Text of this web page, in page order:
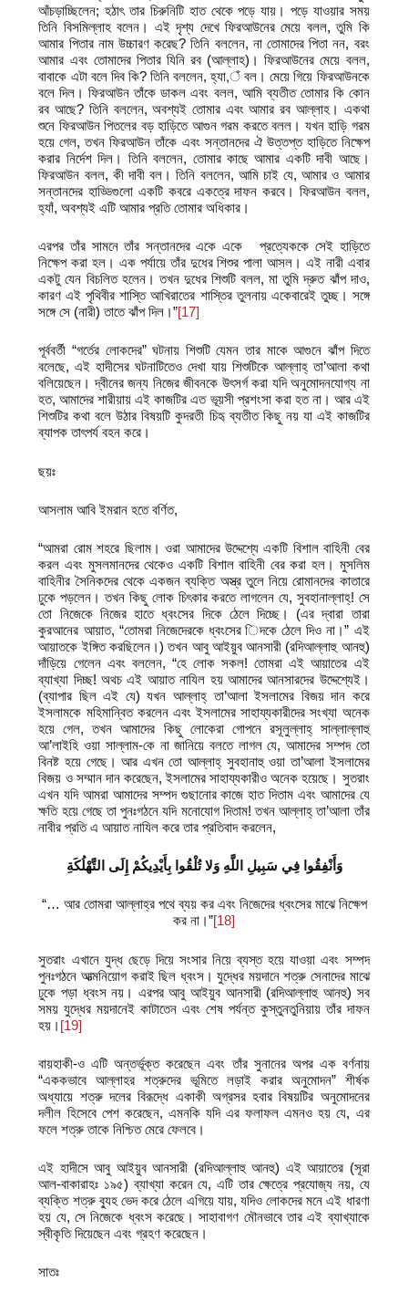
আঁচড়াচ্ছিলেন; হঠাৎ তার চিরুনিটি হাত থেকে পড়ে যায়। পড়ে যাওয়ার সময়
তিনি বিসমিল্লাহ বলেন। এই দৃশ্য দেখে ফিরআউনের মেয়ে বলল, তুমি কি
আমার পিতার নাম উচ্চারণ করেছ? তিনি বললেন, না তোমাদের পিতা নন, বরং
আমার এবং তোমাদের পিতার যিনি রব (আল্লাহ)। ফিরআউনের মেয়ে বলল,
বাবাকে এটা বলে দিব কি? তিনি বললেন, হ্যা,ঁ বল। মেয়ে গিয়ে ফিরআউনকে
বলে দিল। ফিরআউন তাঁকে ডাকল এবং বলল, আমি ব্যতীত তোমার কি কোন
রব আছে? তিনি বললেন, অবশ্যই তোমার এবং আমার রব আল্লাহ। একথা
শুনে ফিরআউন পিতলের বড় হাড়িতে আগুন গরম করতে বলল। যখন হাড়ি গরম
হয়ে গেল, তখন ফিরআউন তাঁকে এবং সন্তানদের ঐ উত্তপ্ত হাড়িতে নিক্ষেপ
করার নির্দেশ দিল। তিনি বললেন, তোমার কাছে আমার একটি দাবী আছে।
ফিরআউন বলল, কী দাবী বল। তিনি বললেন, আমি চাই যে, আমার ও আমার
সন্তানদের হাড্ডিগুলো একটি কবরে একত্রে দাফন করবে। ফিরআউন বলল,
হ্যাঁ, অবশ্যই এটি আমার প্রতি তোমার অধিকার।
এরপর তাঁর সামনে তাঁর সন্তানদের একে একে প্রত্যেককে সেই হাড়িতে
নিক্ষেপ করা হল। এক পর্যায়ে তাঁর দুধের শিশুর পালা আসল। এই নারী এবার
একটু যেন বিচলিত হলেন। তখন দুধের শিশুটি বলল, মা তুমি দ্রুত ঝাঁপ দাও,
কারণ এই পৃথিবীর শাস্তি আখিরাতের শাস্তির তুলনায় একেবারেই তুচ্ছ। সঙ্গে
সঙ্গে সে (নারী) তাতে ঝাঁপ দিল।”[17]
পূর্ববর্তী “গর্তের লোকদের” ঘটনায় শিশুটি যেমন তার মাকে আগুনে ঝাঁপ দিতে
বলেছে, এই হাদীসের ঘটনাটিতেও দেখা যায় শিশুটিকে আল্লাহ্‌ তা’আলা কথা
বলিয়েছেন। দ্বীনের জন্য নিজের জীবনকে উৎসর্গ করা যদি অনুমোদনযোগ্য না
হত, আমাদের শারীয়ায় এই কাজটির এত ভূয়সী প্রশংসা করা হত না। আর এই
শিশুটির কথা বলে উঠার বিষয়টি কুদরতী চিহৃ ব্যতীত কিছু নয় যা এই কাজটির
ব্যাপক তাৎপর্য বহন করে।
ছয়ঃ
আসলাম আবি ইমরান হতে বর্ণিত,
“আমরা রোম শহরে ছিলাম। ওরা আমাদের উদ্দেশ্যে একটি বিশাল বাহিনী বের
করল এবং মুসলমানদের থেকেও একটি বিশাল বাহিনী বের করা হল। মুসলিম
বাহিনীর সৈনিকদের থেকে একজন ব্যক্তি অস্ত্র তুলে নিয়ে রোমানদের কাতারে
ঢুকে পড়লেন। তখন কিছু লোক চিৎকার করতে লাগলেন যে, সুবহানাল্লাহ্‌! সে
তো নিজেকে নিজের হাতে ধ্বংসের দিকে ঠেলে দিচ্ছে। (এর দ্বারা তারা
কুরআনের আয়াত, “তোমরা নিজেদেরকে ধ্বংসের িদকে ঠেলে দিও না।” এই
আয়াতকে ইঙ্গিত করছিলেন।) তখন আবু আইয়ুব আনসারী (রদিআল্লাহু আনহু)
দাঁড়িয়ে গেলেন এবং বললেন, “হে লোক সকল! তোমরা এই আয়াতের এই
ব্যাখ্যা দিচ্ছ! অথচ এই আয়াত নাযিল হয় আমাদের আনসারদের উদ্দেশ্যেই।
(ব্যাপার ছিল এই যে) যখন আল্লাহ্‌ তা’আলা ইসলামের বিজয় দান করে
ইসলামকে মহিমান্বিত করলেন এবং ইসলামের সাহায্যকারীদের সংখ্যা অনেক
হয়ে গেল, তখন আমাদের কিছু লোকেরা গোপনে রসূলুল্লাহ্‌ সাল্লাল্লাহু
আ’লাইহি ওয়া সাল্লাম-কে না জানিয়ে বলতে লাগল যে, আমাদের সম্পদ তো
বিনষ্ট হয়ে গেছে। আর এখন তো আল্লাহ্‌ সুবহানাহু ওয়া তা’আলা ইসলামের
বিজয় ও সম্মান দান করেছেন, ইসলামের সাহায্যকারীও অনেক হয়েছে। সুতরাং
এখন যদি আমরা আমাদের সম্পদ গুছানোর কাজে হাত দিতাম এবং আমাদের যে
ক্ষতি হয়ে গেছে তা পুনঃগঠনে যদি মনোযোগ দিতাম! তখন আল্লাহ্‌ তা’আলা তাঁর
নাবীর প্রতি এ আয়াত নাযিল করে তার প্রতিবাদ করলেন,
وَأَنْفِقُوا فِي سَبِيلِ اللَّهِ وَلا تُلْقُوا بِأَيْدِيكُمْ إِلَى التَّهْلُكَةِ
“… আর তোমরা আল্লাহ্‌র পথে ব্যয় কর এবং নিজেদের ধ্বংসের মাঝে নিক্ষেপ
কর না।”[18]
সুতরাং এখানে যুদ্ধ ছেড়ে দিয়ে সংসার নিয়ে ব্যস্ত হয়ে যাওয়া এবং সম্পদ
পুনঃগঠনে আত্মনিয়োগ করাই ছিল ধ্বংস। যুদ্ধের ময়দানে শত্রু সেনাদের মাঝে
ঢুকে পড়া ধ্বংস নয়। এরপর আবু আইয়ুব আনসারী (রদিআল্লাহু আনহু) সব
সময় যুদ্ধের ময়দানেই কাটাতেন এবং শেষ পর্যন্ত কুস্তুনতুনিয়ায় তাঁর দাফন
হয়। [19]
বায়হাকী-ও এটি অন্তর্ভূক্ত করেছেন এবং তাঁর সুনানের অপর এক বর্ণনায়
“এককভাবে আল্লাহর শত্রুদের ভূমিতে লড়াই করার অনুমোদন” শীর্ষক
অধ্যায়ে শত্রু দলের বিরূদ্ধে একাকী অগ্রসর হবার বিষয়টির অনুমোদনের
দলীল হিসেবে পেশ করেছেন, এমনকি যদি এর ফলাফল এমনও হয় যে, এর
ফলে শত্রু তাকে নিশ্চিত মেরে ফেলবে।
এই হাদীসে আবু আইয়ুব আনসারী (রদিআল্লাহু আনহু) এই আয়াতের (সূরা
আল-বাকারাহঃ ১৯৫) ব্যাখ্যা করেন যে, এটি তার ক্ষেত্রে প্রযোজ্য নয়, যে
ব্যক্তি শত্রু ব্যুহ ভেদ করে ঠেলে এগিয়ে যায়, যদিও লোকদের মনে এই ধারণা
হয় যে, সে নিজেকে ধ্বংস করেছে। সাহাবাগণ মৌনভাবে তার এই ব্যাখ্যাকে
স্বীকৃতি দিয়েছেন এবং গ্রহণ করেছেন।
সাতঃ